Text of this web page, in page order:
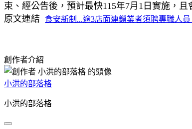
束、經公告後，預計最快115年7月1日實施，且
原文連結
食安新制...逾3店面連鎖業者須聘專職人
創作者介紹
小洪的部落格
小洪的部落格